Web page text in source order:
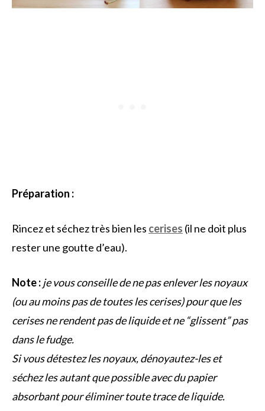
Préparation :
Rincez et séchez très bien les cerises (il ne doit plus
rester une goutte d’eau).
Note :je vous conseille de ne pas enlever les noyaux
(ou au moins pas de toutes les cerises) pour que les
cerises ne rendent pas de liquide et ne “glissent” pas
dans le fudge.
Si vous détestez les noyaux, dénoyautez-les et
séchez les autant que possible avec du papier
absorbant pour éliminer toute trace de liquide.